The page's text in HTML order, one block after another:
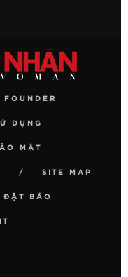
FOUNDER
DỤNG
MẬT
SITE MAP
ĐẶT BÁO